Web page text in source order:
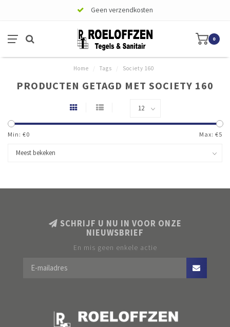
Geen verzendkosten
0
Home Tags Society 160
PRODUCTEN GETAGD MET SOCIETY 160
Min: €0 Max: €5
SCHRIJF U NU IN VOOR ONZE
NIEUWSBRIEF
En mis geen enkele actie